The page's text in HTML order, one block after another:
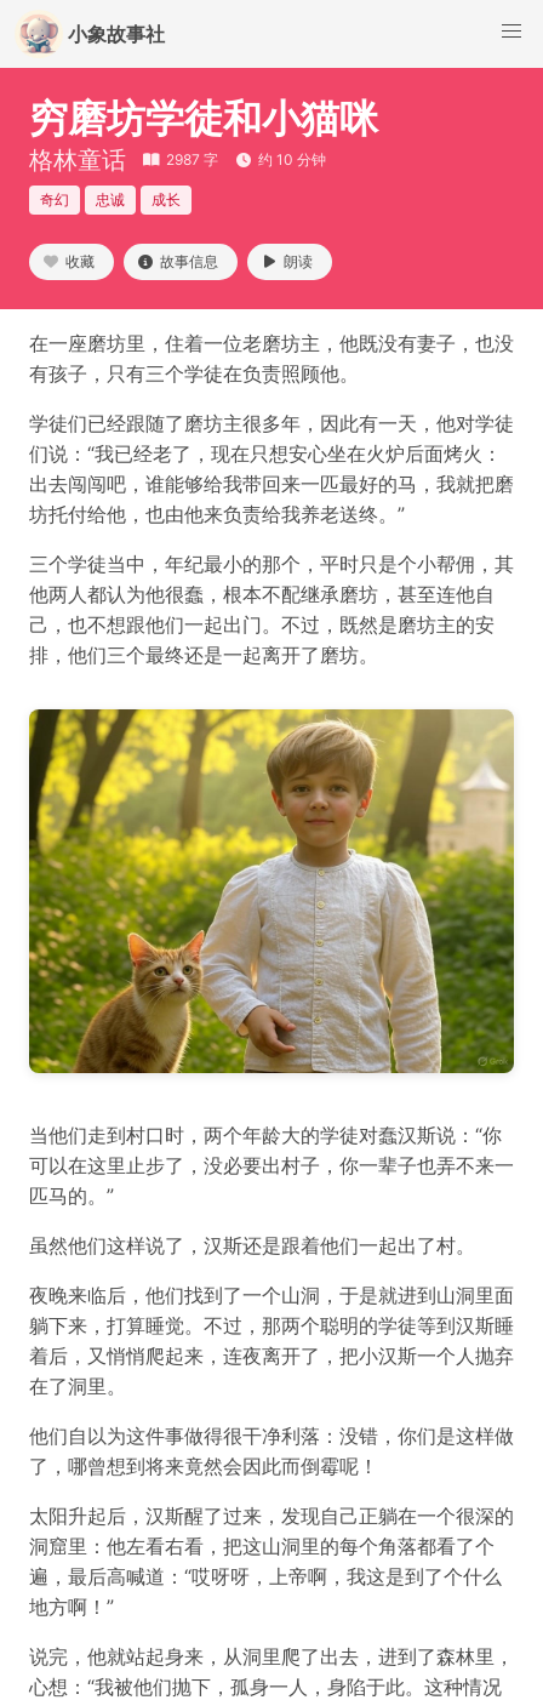
小象故事社
穷磨坊学徒和小猫咪
格林童话 2987 字 约 10 分钟
奇幻 忠诚 成长
收藏 故事信息 朗读
在一座磨坊里，住着一位老磨坊主，他既没有妻子，也没
有孩子，只有三个学徒在负责照顾他。
学徒们已经跟随了磨坊主很多年，因此有一天，他对学徒
们说：“我已经老了，现在只想安心坐在火炉后面烤火：
出去闯闯吧，谁能够给我带回来一匹最好的马，我就把磨
坊托付给他，也由他来负责给我养老送终。”
三个学徒当中，年纪最小的那个，平时只是个小帮佣，其
他两人都认为他很蠢，根本不配继承磨坊，甚至连他自
己，也不想跟他们一起出门。不过，既然是磨坊主的安
排，他们三个最终还是一起离开了磨坊。
当他们走到村口时，两个年龄大的学徒对蠢汉斯说：“你
可以在这里止步了，没必要出村子，你一辈子也弄不来一
匹马的。”
虽然他们这样说了，汉斯还是跟着他们一起出了村。
夜晚来临后，他们找到了一个山洞，于是就进到山洞里面
躺下来，打算睡觉。不过，那两个聪明的学徒等到汉斯睡
着后，又悄悄爬起来，连夜离开了，把小汉斯一个人抛弃
在了洞里。
他们自以为这件事做得很干净利落：没错，你们是这样做
了，哪曾想到将来竟然会因此而倒霉呢！
太阳升起后，汉斯醒了过来，发现自己正躺在一个很深的
洞窟里：他左看右看，把这山洞里的每个角落都看了个
遍，最后高喊道：“哎呀呀，上帝啊，我这是到了个什么
地方啊！”
说完，他就站起身来，从洞里爬了出去，进到了森林里，
心想：“我被他们抛下，孤身一人，身陷于此。这种情况